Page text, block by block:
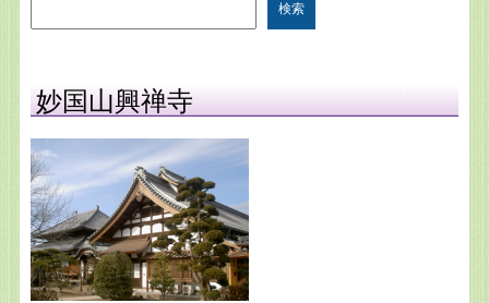
検索
妙国山興禅寺